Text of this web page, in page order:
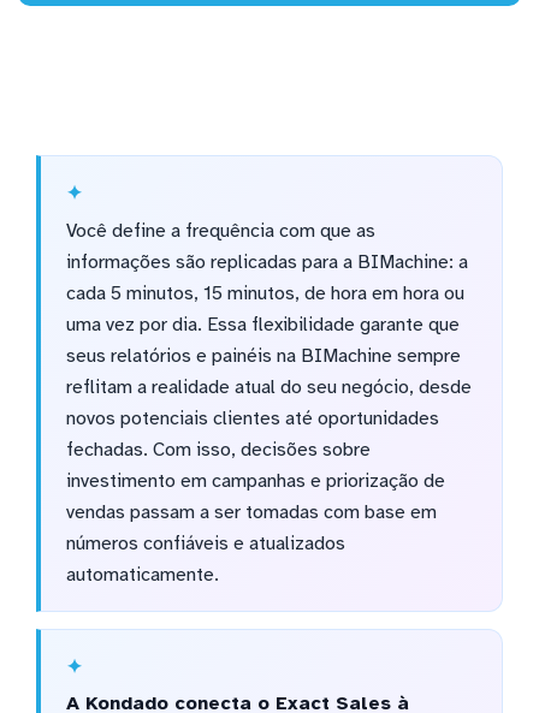
Você define a frequência com que as
informações são replicadas para a BIMachine: a
cada 5 minutos, 15 minutos, de hora em hora ou
uma vez por dia. Essa flexibilidade garante que
seus relatórios e painéis na BIMachine sempre
reflitam a realidade atual do seu negócio, desde
novos potenciais clientes até oportunidades
fechadas. Com isso, decisões sobre
investimento em campanhas e priorização de
vendas passam a ser tomadas com base em
números confiáveis e atualizados
automaticamente.
A Kondado conecta o Exact Sales à